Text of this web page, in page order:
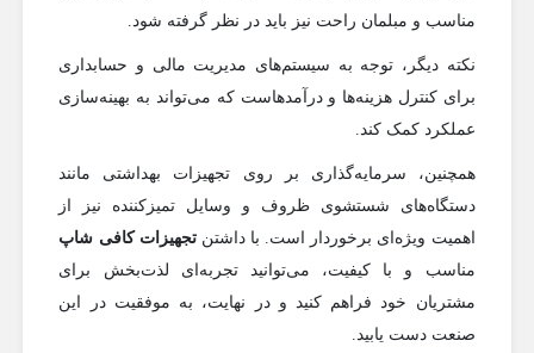
مناسب و مبلمان راحت نیز باید در نظر گرفته شود.
نکته دیگر، توجه به سیستم‌های مدیریت مالی و حسابداری
برای کنترل هزینه‌ها و درآمدهاست که می‌تواند به بهینه‌سازی
عملکرد کمک کند.
همچنین، سرمایه‌گذاری بر روی تجهیزات بهداشتی مانند
دستگاه‌های شستشوی ظروف و وسایل تمیزکننده نیز از
اهمیت ویژه‌ای برخوردار است. با داشتنتجهیزات کافی شاپ
مناسب و با کیفیت، می‌توانید تجربه‌ای لذت‌بخش برای
مشتریان خود فراهم کنید و در نهایت، به موفقیت در این
صنعت دست یابید.